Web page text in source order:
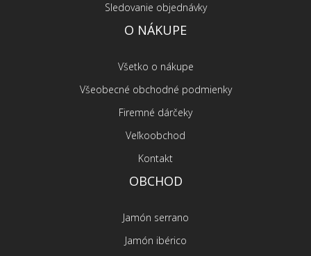
Sledovanie objednávky
O NÁKUPE
Všetko o nákupe
Všeobecné obchodné podmienky
Firemné dárčeky
Veľkoobchod
Kontakt
OBCHOD
Jamón serrano
Jamón ibérico